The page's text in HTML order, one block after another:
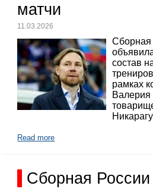
матчи
11.03.2026
Сборная
состав
рамках
Валерия
Read more
Сборная